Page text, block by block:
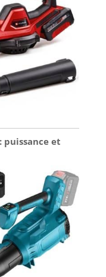
puissance et